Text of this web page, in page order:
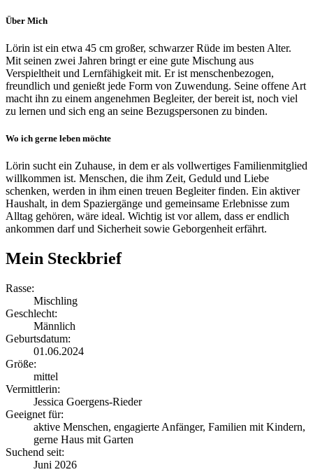
Über Mich
Lörin ist ein etwa 45 cm großer, schwarzer Rüde im besten Alter.
Mit seinen zwei Jahren bringt er eine gute Mischung aus
Verspieltheit und Lernfähigkeit mit. Er ist menschenbezogen,
freundlich und genießt jede Form von Zuwendung. Seine offene Art
macht ihn zu einem angenehmen Begleiter, der bereit ist, noch viel
zu lernen und sich eng an seine Bezugspersonen zu binden.
Wo ich gerne leben möchte
Lörin sucht ein Zuhause, in dem er als vollwertiges Familienmitglied
willkommen ist. Menschen, die ihm Zeit, Geduld und Liebe
schenken, werden in ihm einen treuen Begleiter finden. Ein aktiver
Haushalt, in dem Spaziergänge und gemeinsame Erlebnisse zum
Alltag gehören, wäre ideal. Wichtig ist vor allem, dass er endlich
ankommen darf und Sicherheit sowie Geborgenheit erfährt.
Mein Steckbrief
Rasse:
Mischling
Geschlecht:
Männlich
Geburtsdatum:
01.06.2024
Größe:
mittel
Vermittlerin:
Jessica Goergens-Rieder
Geeignet für:
aktive Menschen, engagierte Anfänger, Familien mit Kindern,
gerne Haus mit Garten
Suchend seit:
Juni 2026